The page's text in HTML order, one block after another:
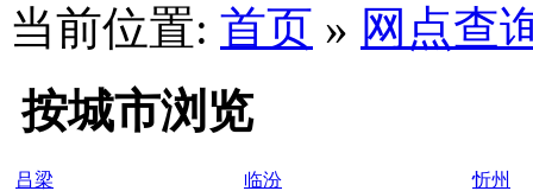
当前位置: 首页 » 网点查
按城市浏览
吕梁 临汾
忻州